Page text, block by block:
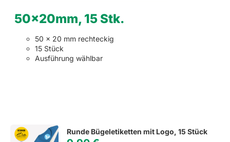
50x20mm, 15 Stk.
50 x 20 mm rechteckig
15 Stück
Ausführung wählbar
Runde Bügeletiketten mit Logo, 15 Stück